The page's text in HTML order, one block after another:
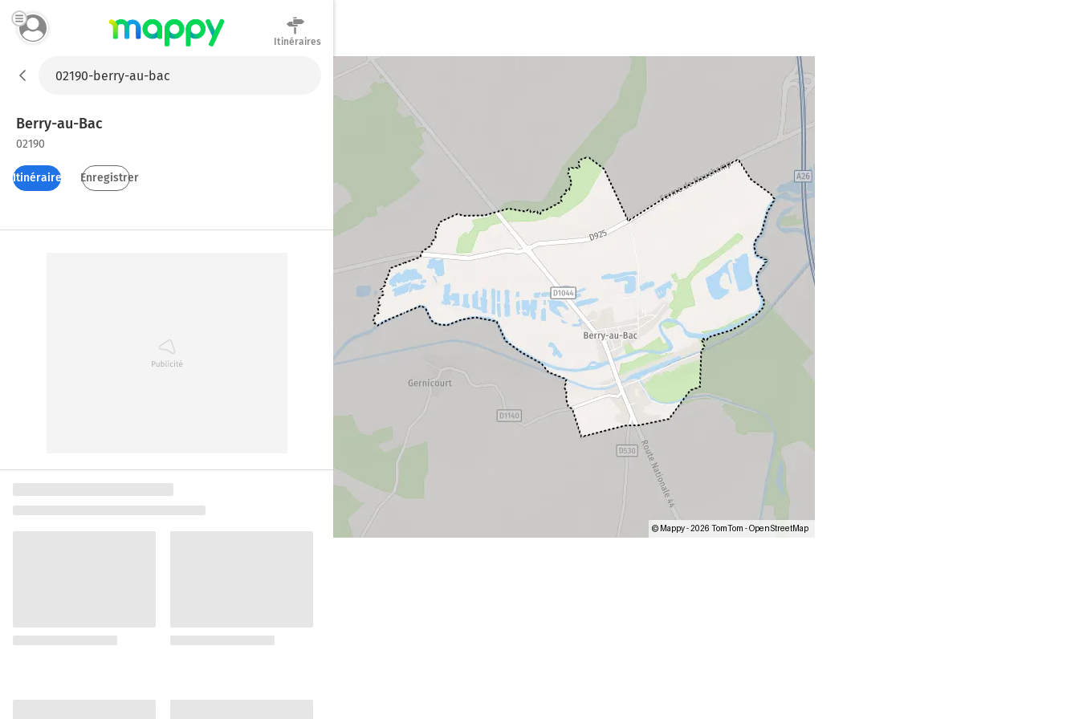
Itinéraires
Berry-au-Bac
02190
Itinéraires Enregistrer